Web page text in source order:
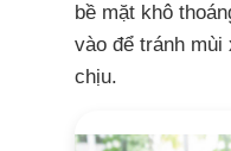
bề mặt khô
vào để tránh mùi
chịu.